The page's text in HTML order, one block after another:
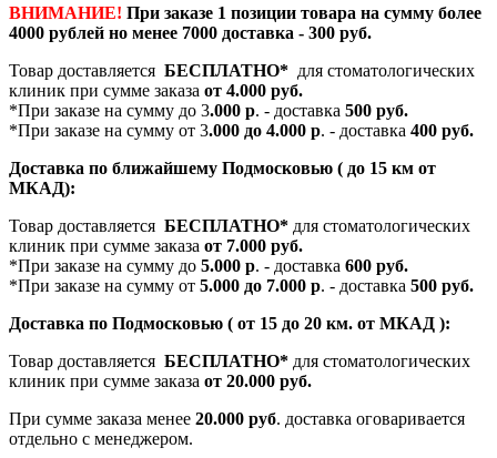
ВНИМАНИЕ! При заказе 1 позиции товара на сумму более
4000 рублей но менее 7000 доставка - 300 руб.
Товар доставляется БЕСПЛАТНО* для стоматологических
клиник при сумме заказа от 4.000 руб.
*При заказе на сумму до 3.000 р. - доставка 500 руб.
*При заказе на сумму от 3.000 до 4.000 р. - доставка 400 руб.
Доставка по ближайшему Подмосковью ( до 15 км от
МКАД):
Товар доставляется БЕСПЛАТНО* для стоматологических
клиник при сумме заказа от 7.000 руб.
*При заказе на сумму до 5.000 р. - доставка 600 руб.
*При заказе на сумму от 5.000 до 7.000 р. - доставка 500 руб.
Доставка по Подмосковью ( от 15 до 20 км. от МКАД ):
Товар доставляется БЕСПЛАТНО* для стоматологических
клиник при сумме заказа от 20.000 руб.
При сумме заказа менее 20.000 руб. доставка оговаривается
отдельно с менеджером.